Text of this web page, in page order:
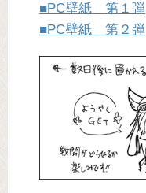
■PC壁紙 第１弾
■PC壁紙 第２弾